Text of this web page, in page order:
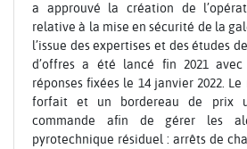
a approuvé la création de
relative à la mise en sécurité de la
l’issue des expertises et des études
d’offres a été lancé fin 2021
réponses fixées le 14 janvier 2022.
forfait et un bordereau de prix
commande afin de gérer les
pyrotechnique résiduel : arrêts de